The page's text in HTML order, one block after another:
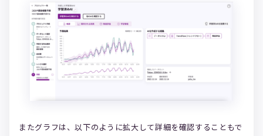
またグラフは、以下のように拡大して詳細を確認することもで